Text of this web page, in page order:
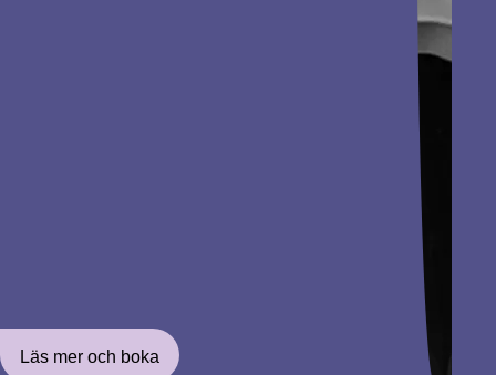
Läs mer och boka